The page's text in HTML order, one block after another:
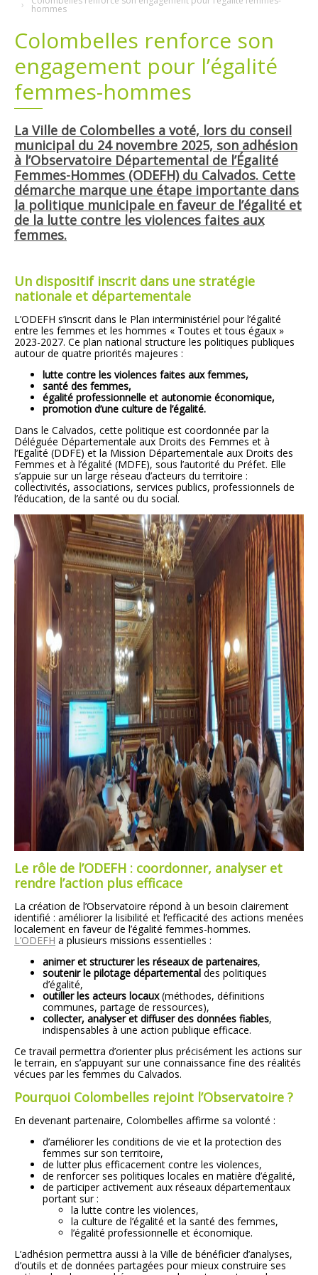
hommes
Colombelles renforce son
engagement pour l’égalité
femmes-hommes
La Ville de Colombelles a voté, lors du conseil
municipal du 24 novembre 2025, son adhésion
à l’Observatoire Départemental de l’Égalité
Femmes-Hommes (ODEFH) du Calvados. Cette
démarche marque une étape importante dans
la politique municipale en faveur de l’égalité et
de la lutte contre les violences faites aux
femmes.
Un dispositif inscrit dans une stratégie
nationale et départementale
L’ODEFH s’inscrit dans le Plan interministériel pour l’égalité
entre les femmes et les hommes « Toutes et tous égaux »
2023-2027. Ce plan national structure les politiques publiques
autour de quatre priorités majeures :
lutte contre les violences faites aux femmes,
santé des femmes,
égalité professionnelle et autonomie économique,
promotion d’une culture de l’égalité.
Dans le Calvados, cette politique est coordonnée par la
Déléguée Départementale aux Droits des Femmes et à
l’Egalité (DDFE) et la Mission Départementale aux Droits des
Femmes et à l’égalité (MDFE), sous l’autorité du Préfet. Elle
s’appuie sur un large réseau d’acteurs du territoire :
collectivités, associations, services publics, professionnels de
l’éducation, de la santé ou du social.
Le rôle de l’ODEFH : coordonner, analyser et
rendre l’action plus efficace
La création de l’Observatoire répond à un besoin clairement
identifié : améliorer la lisibilité et l’efficacité des actions menées
localement en faveur de l’égalité femmes-hommes.
L’ODEFH a plusieurs missions essentielles :
animer et structurer les réseaux de partenaires,
soutenir le pilotage départemental des politiques
d’égalité,
outiller les acteurs locaux(méthodes, définitions
communes, partage de ressources),
collecter, analyser et diffuser des données fiables,
indispensables à une action publique efficace.
Ce travail permettra d’orienter plus précisément les actions sur
le terrain, en s’appuyant sur une connaissance fine des réalités
vécues par les femmes du Calvados.
Pourquoi Colombelles rejoint l’Observatoire ?
En devenant partenaire, Colombelles affirme sa volonté :
d’améliorer les conditions de vie et la protection des
femmes sur son territoire,
de lutter plus efficacement contre les violences,
de renforcer ses politiques locales en matière d’égalité,
de participer activement aux réseaux départementaux
portant sur :
la lutte contre les violences,
la culture de l’égalité et la santé des femmes,
l’égalité professionnelle et économique.
L’adhésion permettra aussi à la Ville de bénéficier d’analyses,
d’outils et de données partagées pour mieux construire ses
Demandes légales
Emploi
Marchés publics